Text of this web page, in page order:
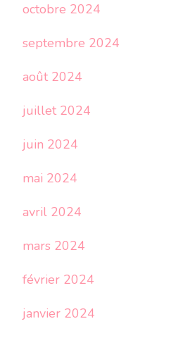
octobre 2024
septembre 2024
août 2024
juillet 2024
juin 2024
mai 2024
avril 2024
mars 2024
février 2024
janvier 2024